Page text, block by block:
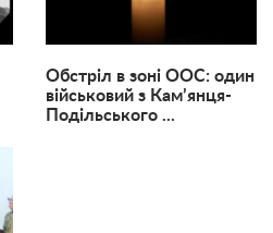
Обстріл в зоні ООС: один
військовий з Кам’янця-
Подільського ...